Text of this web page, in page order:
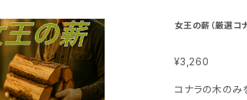
mm×D300mm
女王の薪（厳選コ
¥3,260
コナラの木のみ